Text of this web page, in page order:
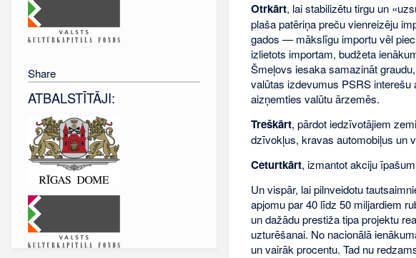
Otrkārt, lai stabilizētu tirgu un
plaša patēriņa preču vienreizēju
gados — mākslīgu importu vēl
izlietots importam, budžeta
Šmeļovs iesaka samazināt
valūtas izdevumus PSRS
aizņemties valūtu ārzemēs.
Treškārt, pārdot iedzīvotājiem
dzīvokļus, kravas automobiļus un
Ceturtkārt, izmantot akciju
Un vispār, lai pilnveidotu
apjomu par 40 līdz 50 miljardiem
un dažādu prestiža tipa projektu
uzturēšanai. No nacionālā
un vairāk procentu. Tad nu
Share
ATBALSTĪTĀJI: